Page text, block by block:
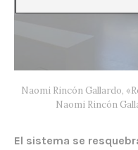
Naomi Rincón Gallardo,
Naomi Rincón
El sistema se